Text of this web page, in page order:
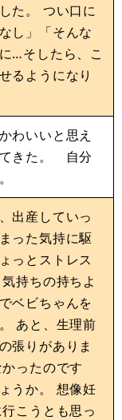
た。 つい口に
し」「そんな
…そしたら、こ
るようになり
わいいと思え
きた。 自分
出産していっ
った気持に駆
っとストレス
持ちの持ちよ
ベビちゃんを
あと、生理前
張りがありま
ったのです
うか。 想像妊
こうとも思っ